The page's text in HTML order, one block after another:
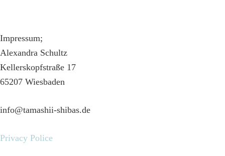
Impressum;
Alexandra Schultz
Kellerskopfstraße 17
65207 Wiesbaden
info@tamashii-shibas.de
Privacy Police